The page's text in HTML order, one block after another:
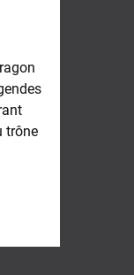
trône